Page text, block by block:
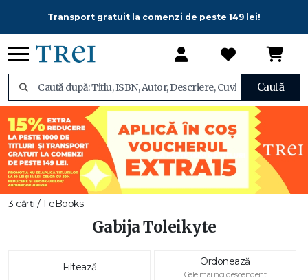
Transport gratuit la comenzi de peste 149 lei!
Caută
3 cărți / 1 eBooks
Gabija Toleikyte
Filtează Ordonează
Cele mai noi descendent